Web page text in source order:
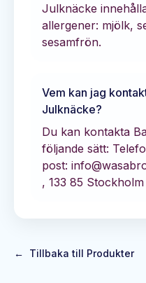
Julknäcke
allergener: mjölk,
sesamfrön.
Vem kan jag
Julknäcke?
Du kan kontakta
följande sätt:
post:
, 133 85 Stockholm
← Tillbaka till Produkter